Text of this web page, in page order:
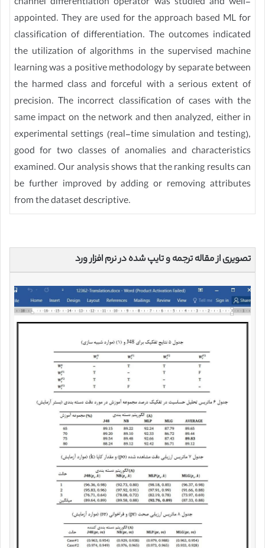
appointed. They are used for the approach based ML for
classification of differentiation. The outcomes indicated
the utilization of algorithms in the supervised machine
learning was a positive methodology by separate between
the harmed class and forceful with a serious extent of
precision. The incorrect classification of cases with the
same impact on the network and then analyzed, either in
experimental settings (real-time simulation and testing),
good for two classes of anomalies and characteristics
examined. Our analysis shows that the ranking results can
be further improved by adding or removing attributes
from the dataset descriptive.
تصویری از مقاله ترجمه و تایپ شده در نرم افزار ورد